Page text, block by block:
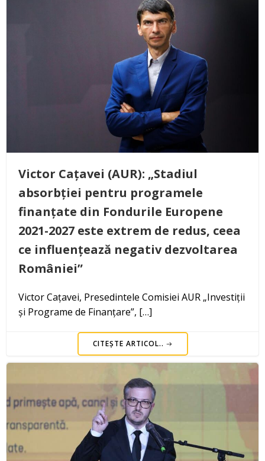
Victor Cațavei (AUR): „Stadiul
absorbției pentru programele
finanțate din Fondurile Europene
2021-2027 este extrem de redus, ceea
ce influențează negativ dezvoltarea
României”
Victor Cațavei, Presedintele Comisiei AUR „Investiții
și Programe de Finanțare”, […]
CITEȘTE ARTICOL..